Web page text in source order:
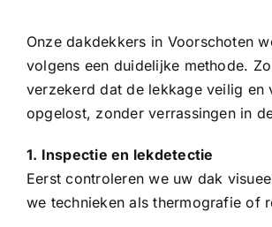
Onze dakdekkers in Voorschoten
volgens een duidelijke methode.
verzekerd dat de lekkage veilig en
opgelost, zonder verrassingen in
1. Inspectie en lekdetectie
Eerst controleren we uw dak
we technieken als thermografie of